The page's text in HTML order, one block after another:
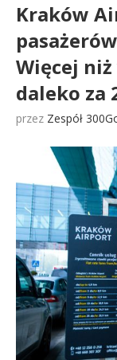
Kraków
Więcej
daleko za
przez Zespół